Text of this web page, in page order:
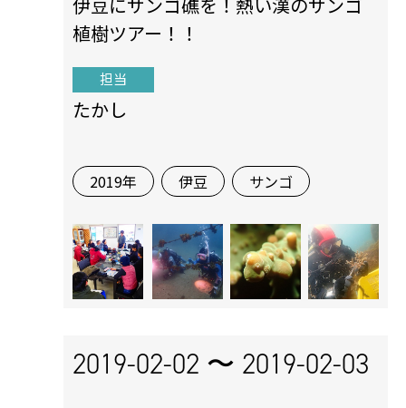
植樹ツアー！！
担当
たかし
2019年 伊豆 サンゴ
2019-02-02 〜 2019-02-03